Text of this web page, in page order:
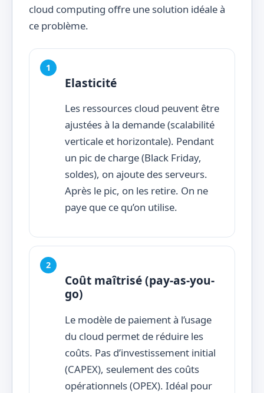
cloud computing offre une solution idéale à
ce problème.
Elasticité
Les ressources cloud peuvent être
ajustées à la demande (scalabilité
verticale et horizontale). Pendant
un pic de charge (Black Friday,
soldes), on ajoute des serveurs.
Après le pic, on les retire. On ne
paye que ce qu’on utilise.
Coût maîtrisé (pay-as-you-
go)
Le modèle de paiement à l’usage
du cloud permet de réduire les
coûts. Pas d’investissement initial
(CAPEX), seulement des coûts
opérationnels (OPEX). Idéal pour